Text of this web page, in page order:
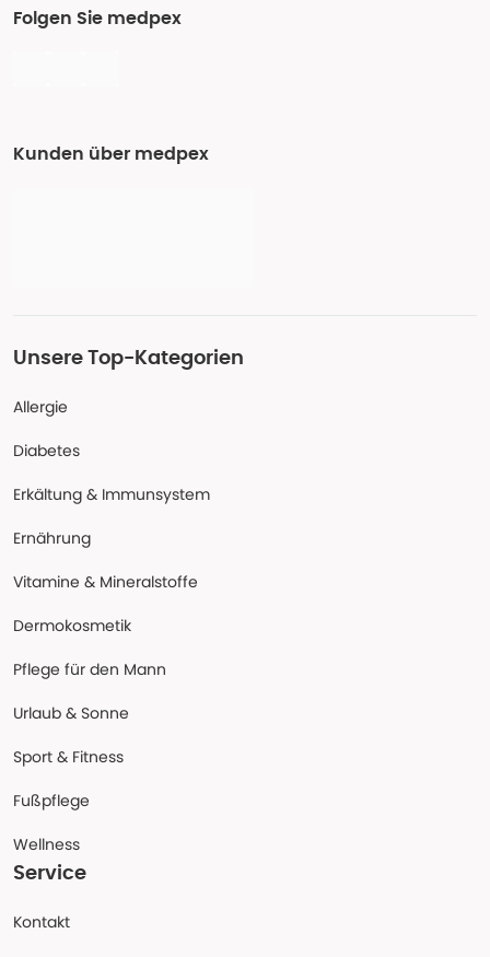
Folgen Sie medpex
Kunden über medpex
Unsere Top-Kategorien
Allergie
Diabetes
Erkältung & Immunsystem
Ernährung
Vitamine & Mineralstoffe
Dermokosmetik
Pflege für den Mann
Urlaub & Sonne
Sport & Fitness
Fußpflege
Wellness
Service
Kontakt